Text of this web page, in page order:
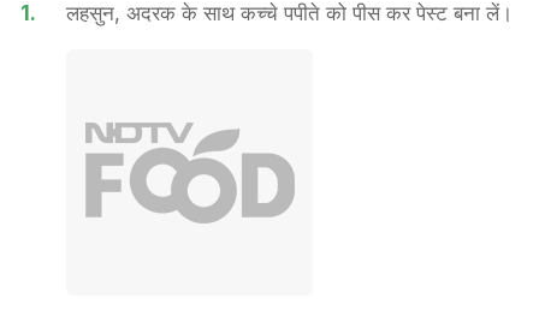
1. लहसुन, अदरक के साथ कच्चे पपीते को पीस कर पेस्ट बना लें।